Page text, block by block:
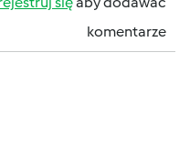
komentarze